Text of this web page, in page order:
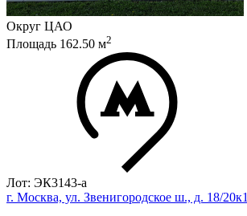
Округ ЦАО
Площадь 162.50 м2
Лот: ЭК3143-a
г. Москва, ул. Звенигородское ш., д. 18/20к1